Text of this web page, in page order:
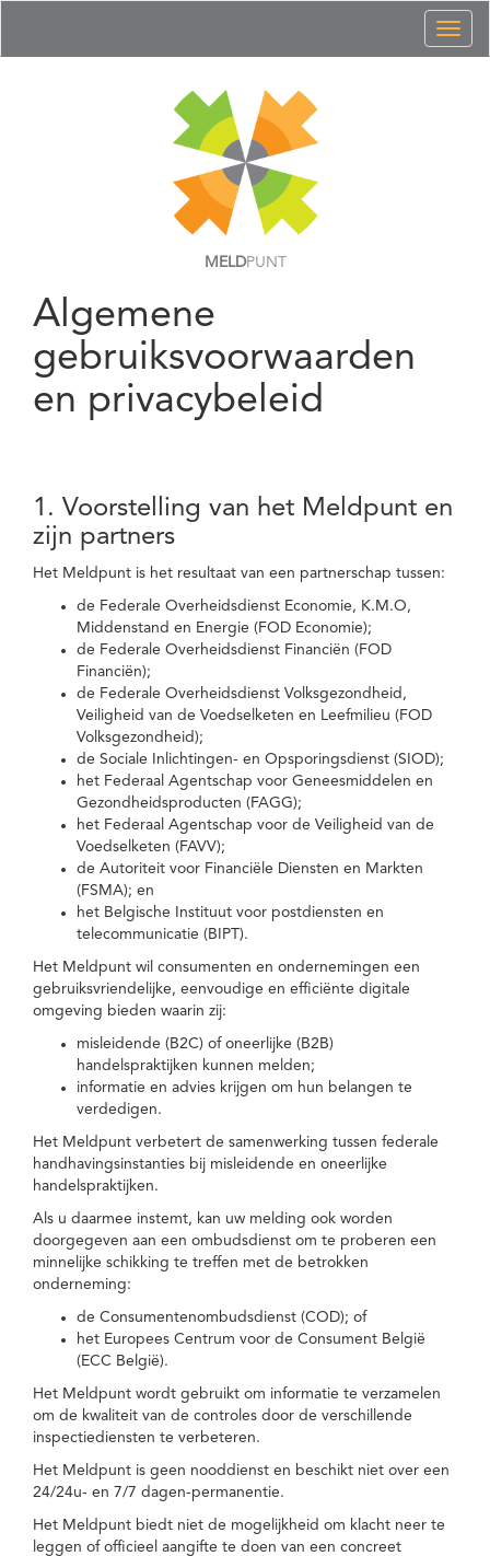
MELDPUNT
Algemene
gebruiksvoorwaarden
en privacybeleid
1. Voorstelling van het Meldpunt en
zijn partners
Het Meldpunt is het resultaat van een partnerschap tussen:
de Federale Overheidsdienst Economie, K.M.O,
Middenstand en Energie (FOD Economie);
de Federale Overheidsdienst Financiën (FOD
Financiën);
de Federale Overheidsdienst Volksgezondheid,
Veiligheid van de Voedselketen en Leefmilieu (FOD
Volksgezondheid);
de Sociale Inlichtingen- en Opsporingsdienst (SIOD);
het Federaal Agentschap voor Geneesmiddelen en
Gezondheidsproducten (FAGG);
het Federaal Agentschap voor de Veiligheid van de
Voedselketen (FAVV);
de Autoriteit voor Financiële Diensten en Markten
(FSMA); en
het Belgische Instituut voor postdiensten en
telecommunicatie (BIPT).
Het Meldpunt wil consumenten en ondernemingen een
gebruiksvriendelijke, eenvoudige en efficiënte digitale
omgeving bieden waarin zij:
misleidende (B2C) of oneerlijke (B2B)
handelspraktijken kunnen melden;
informatie en advies krijgen om hun belangen te
verdedigen.
Het Meldpunt verbetert de samenwerking tussen federale
handhavingsinstanties bij misleidende en oneerlijke
handelspraktijken.
Als u daarmee instemt, kan uw melding ook worden
doorgegeven aan een ombudsdienst om te proberen een
minnelijke schikking te treffen met de betrokken
onderneming:
de Consumentenombudsdienst (COD); of
het Europees Centrum voor de Consument België
(ECC België).
Het Meldpunt wordt gebruikt om informatie te verzamelen
om de kwaliteit van de controles door de verschillende
inspectiediensten te verbeteren.
Het Meldpunt is geen nooddienst en beschikt niet over een
24/24u- en 7/7 dagen-permanentie.
Het Meldpunt biedt niet de mogelijkheid om klacht neer te
leggen of officieel aangifte te doen van een concreet